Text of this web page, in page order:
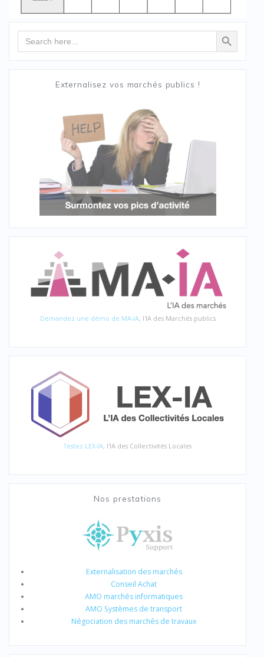
Search Search Button
Externalisez vos marchés publics !
Demandez une démo de MA-IA, l'IA des Marchés publics
Testez LEX-IA, l'IA des Collectivités Locales
Nos prestations
Externalisation des marchés
Conseil Achat
AMO marchés informatiques
AMO Systèmes de transport
Négociation des marchés de travaux